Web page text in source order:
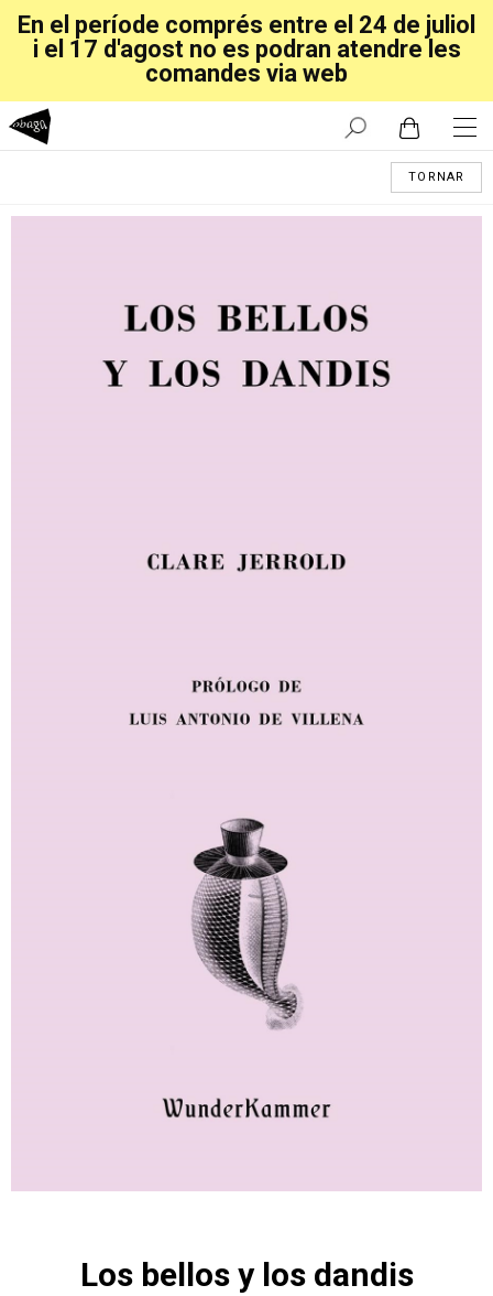
En el període comprés entre el 24 de juliol
i el 17 d'agost no es podran atendre les
comandes via web
TORNAR
Los bellos y los dandis